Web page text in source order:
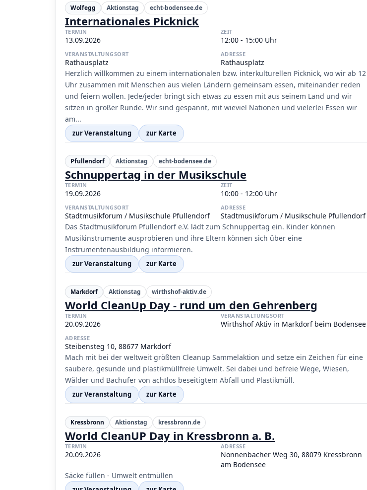
Wolfegg Aktionstag echt-bodensee.de
Internationales Picknick
TERMIN
13.09.2026
ZEIT
12:00 - 15:00 Uhr
VERANSTALTUNGSORT
Rathausplatz
ADRESSE
Rathausplatz
Herzlich willkommen zu einem internationalen bzw. interkulturellen Picknick, wo wir ab 12
Uhr zusammen mit Menschen aus vielen Ländern gemeinsam essen, miteinander reden
und feiern wollen. Jede/jeder bringt sich etwas zu essen mit aus seinem Land und wir
sitzen in großer Runde. Wir sind gespannt, mit wieviel Nationen und vielerlei Essen wir
am...
zur Veranstaltung zur Karte
Pfullendorf Aktionstag echt-bodensee.de
Schnuppertag in der Musikschule
TERMIN
19.09.2026
ZEIT
10:00 - 12:00 Uhr
VERANSTALTUNGSORT
Stadtmusikforum / Musikschule Pfullendorf
ADRESSE
Stadtmusikforum / Musikschule Pfullendorf
Das Stadtmusikforum Pfullendorf e.V. lädt zum Schnuppertag ein. Kinder können
Musikinstrumente ausprobieren und ihre Eltern können sich über eine
Instrumentenausbildung informieren.
zur Veranstaltung zur Karte
Markdorf Aktionstag wirthshof-aktiv.de
World CleanUp Day - rund um den Gehrenberg
TERMIN
20.09.2026
VERANSTALTUNGSORT
Wirthshof Aktiv in Markdorf beim Bodensee
ADRESSE
Steibensteg 10, 88677 Markdorf
Mach mit bei der weltweit größten Cleanup Sammelaktion und setze ein Zeichen für eine
saubere, gesunde und plastikmüllfreie Umwelt. Sei dabei und befreie Wege, Wiesen,
Wälder und Bachufer von achtlos beseitigtem Abfall und Plastikmüll.
zur Veranstaltung zur Karte
Kressbronn Aktionstag kressbronn.de
World CleanUP Day in Kressbronn a. B.
TERMIN
20.09.2026
ADRESSE
Nonnenbacher Weg 30, 88079 Kressbronn
am Bodensee
Säcke füllen - Umwelt entmüllen